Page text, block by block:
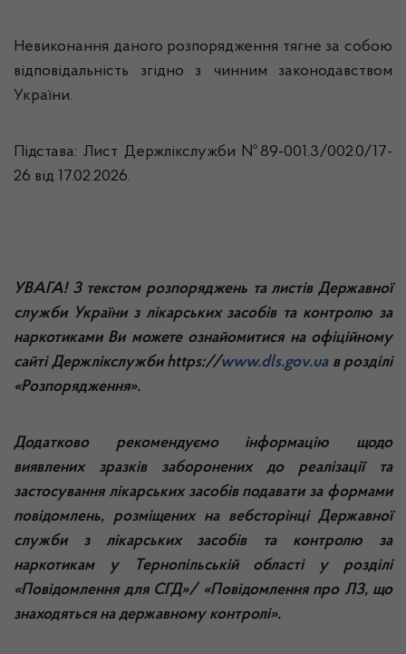
Невиконання даного розпорядження тягне за собою
відповідальність згідно з чинним законодавством
України.
Підстава: Лист Держлікслужби №89-001.3/002.0/17-
26 від 17.02.2026.
УВАГА! З текстом розпоряджень та листів Державної
служби України з лікарських засобів та контролю за
наркотиками Ви можете ознайомитися на офіційному
сайті Держлікслужбиhttps://www.dls.gov.uaв розділі
«Розпорядження».
Додатково рекомендуємо інформацію щодо
виявлених зразків заборонених до реалізації та
застосування лікарських засобів подавати за формами
повідомлень, розміщених на вебсторінці Державної
служби з лікарських засобів та контролю за
наркотикам у Тернопільській області у розділі
«Повідомлення для СГД»/ «Повідомлення про ЛЗ, що
знаходяться на державному контролі».